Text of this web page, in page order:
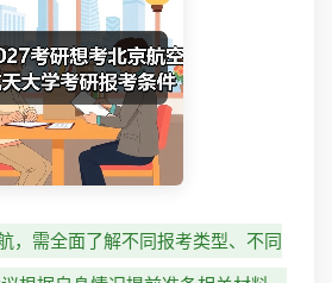
，需全面了解不同报考类型、不同